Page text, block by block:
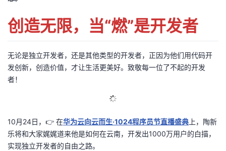
创造无限，当“燃”是开发者
无论是独立开发者，还是其他类型的开发者，正因为他们用代码开
发创新，创造价值，才让生活更美好。致敬每一位了不起的开发
者！
10月24日，👉 在华为云向云而生·1024程序员节直播盛典 上，陶新
乐将和大家娓娓道来他是如何在云南，开发出1000万用户的白描，
实现独立开发者的自由之路。